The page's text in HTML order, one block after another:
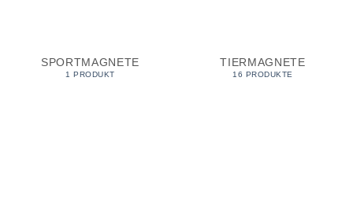
SPORTMAGNETE
1 PRODUKT
TIERMAGNETE
16 PRODUKTE